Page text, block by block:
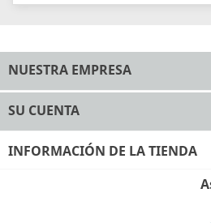
NUESTRA EMPRESA
SU CUENTA
INFORMACIÓN DE LA TIENDA